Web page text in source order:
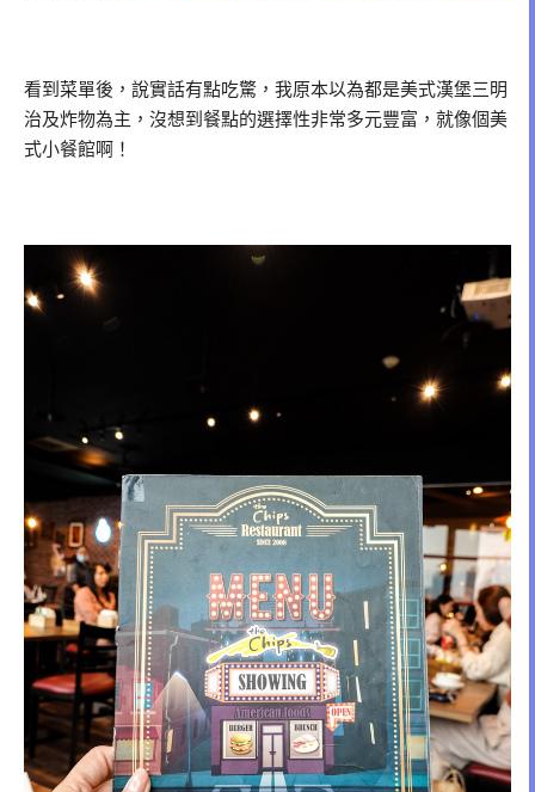
看到菜單後，說實話有點吃驚，我原本以為都是美式漢堡三明
治及炸物為主，沒想到餐點的選擇性非常多元豐富，就像個美
式小餐館啊！